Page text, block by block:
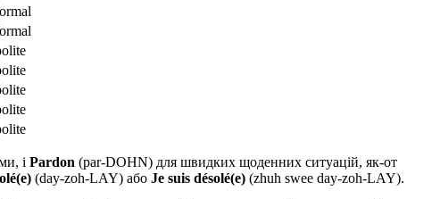
і Pardon (par-DOHN) для швидких щоденних ситуацій, як-от
(day-zoh-LAY) або Je suis désolé(e) (zhuh swee day-zoh-LAY).